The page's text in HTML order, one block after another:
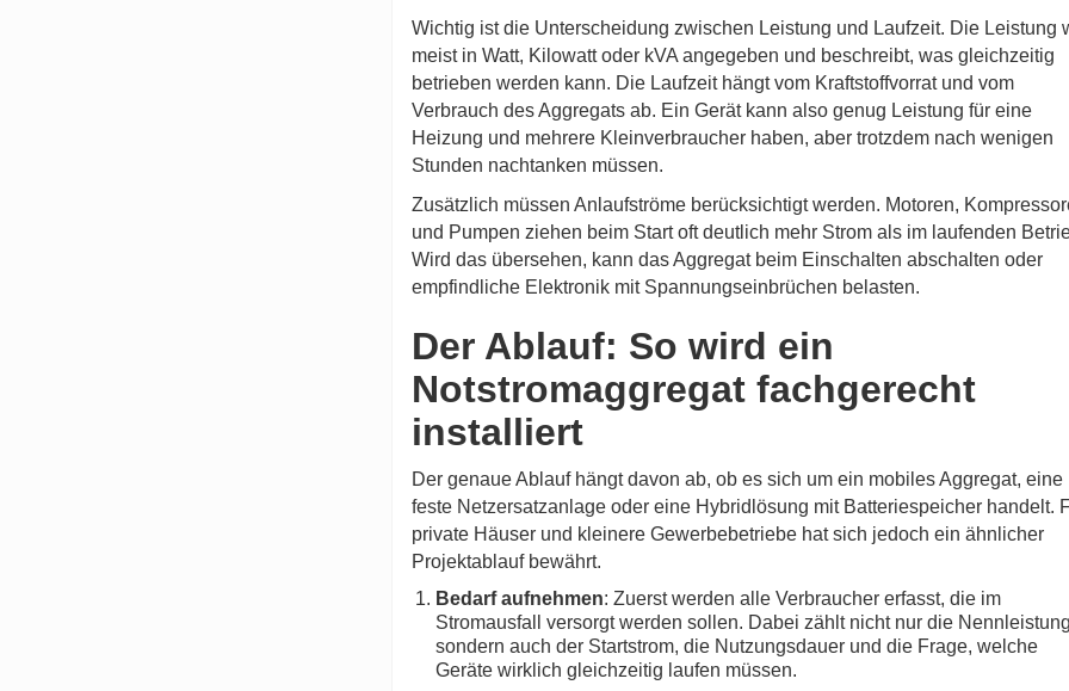
Wichtig ist die Unterscheidung zwischen Leistung und Laufzeit. Die Leistung
meist in Watt, Kilowatt oder kVA angegeben und beschreibt, was gleichzeitig
betrieben werden kann. Die Laufzeit hängt vom Kraftstoffvorrat und vom
Verbrauch des Aggregats ab. Ein Gerät kann also genug Leistung für eine
Heizung und mehrere Kleinverbraucher haben, aber trotzdem nach wenigen
Stunden nachtanken müssen.
Zusätzlich müssen Anlaufströme berücksichtigt werden. Motoren,
und Pumpen ziehen beim Start oft deutlich mehr Strom als im laufenden
Wird das übersehen, kann das Aggregat beim Einschalten abschalten oder
empfindliche Elektronik mit Spannungseinbrüchen belasten.
Der Ablauf: So wird ein
Notstromaggregat fachgerecht
installiert
Der genaue Ablauf hängt davon ab, ob es sich um ein mobiles Aggregat, eine
feste Netzersatzanlage oder eine Hybridlösung mit Batteriespeicher handelt.
private Häuser und kleinere Gewerbebetriebe hat sich jedoch ein ähnlicher
Projektablauf bewährt.
Bedarf aufnehmen: Zuerst werden alle Verbraucher erfasst, die im
Stromausfall versorgt werden sollen. Dabei zählt nicht nur die
sondern auch der Startstrom, die Nutzungsdauer und die Frage, welche
Geräte wirklich gleichzeitig laufen müssen.